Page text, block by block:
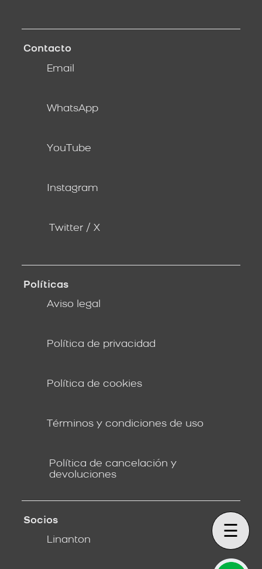
☰
Contacto
Email
WhatsApp
YouTube
Instagram
Twitter / X
Políticas
Aviso legal
Política de privacidad
Política de cookies
Términos y condiciones de uso
Política de cancelación y
devoluciones
Socios
Linanton